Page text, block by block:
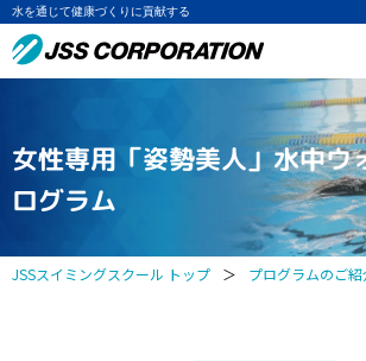
水を通じて健康づくりに貢献する
女性専用「姿勢美人」水中ウ
ログラム
JSSスイミングスクール トップ ＞ プログラムのご紹